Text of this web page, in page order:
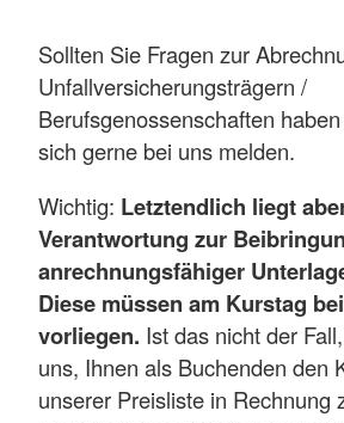
Sollten Sie Fragen zur
Unfallversicherungsträgern /
Berufsgenossenschaften
sich gerne bei uns melden.
Wichtig: Letztendlich liegt
Verantwortung zur
anrechnungsfähiger
Diese müssen am Kurstag
vorliegen. Ist das nicht der
uns, Ihnen als Buchenden den
unserer Preisliste in Rechnung